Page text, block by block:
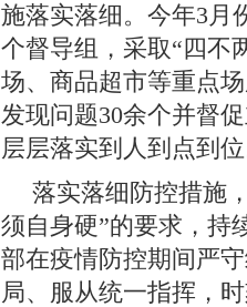
施落实落细。今年3月
个督导组，采取“四不
场、商品超市等重点
发现问题30余个并督
层层落实到人到点到位
落实落细防控措施
须自身硬”的要求，持
部在疫情防控期间严
局、服从统一指挥，